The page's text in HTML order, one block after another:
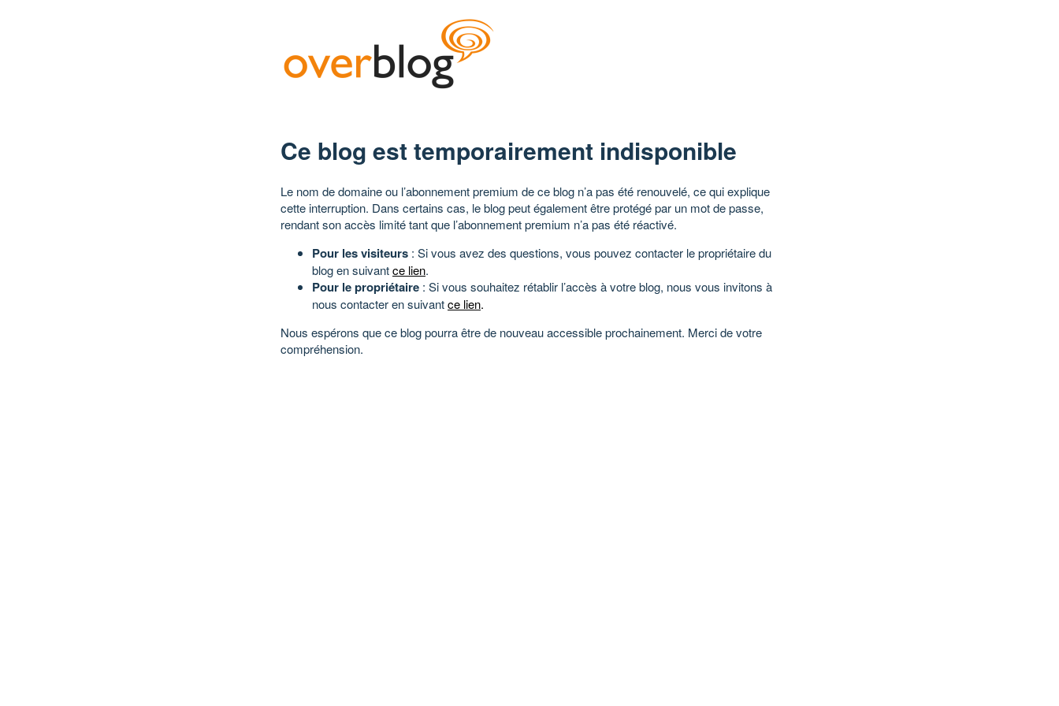
Ce blog est temporairement indisponible
Le nom de domaine ou l’abonnement premium de ce blog n’a pas été renouvelé, ce qui explique
cette interruption. Dans certains cas, le blog peut également être protégé par un mot de passe,
rendant son accès limité tant que l’abonnement premium n’a pas été réactivé.
Pour les visiteurs : Si vous avez des questions, vous pouvez contacter le propriétaire du
blog en suivantce lien.
Pour le propriétaire : Si vous souhaitez rétablir l’accès à votre blog, nous vous invitons à
nous contacter en suivantce lien.
Nous espérons que ce blog pourra être de nouveau accessible prochainement. Merci de votre
compréhension.